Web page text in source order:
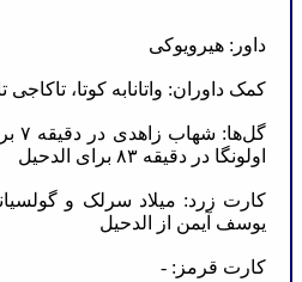
داور: هیرویوکی
کمک داوران: واتانابه کوتا، تاکاجی
اولونگا در دقیقه ۸۳ برای الدحیل
کارت زرد: میلاد سرلک و
یوسف آیمن از الدحیل
کارت قرمز: -